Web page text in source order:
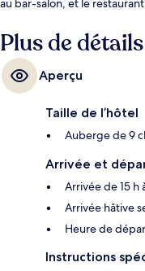
au bar-salon, et le
Plus de
Aperçu
Taille de l’hôtel
Auberge de 9
Arrivée et
Arrivée de 15 h
Arrivée hâtive
Heure de
Instructions